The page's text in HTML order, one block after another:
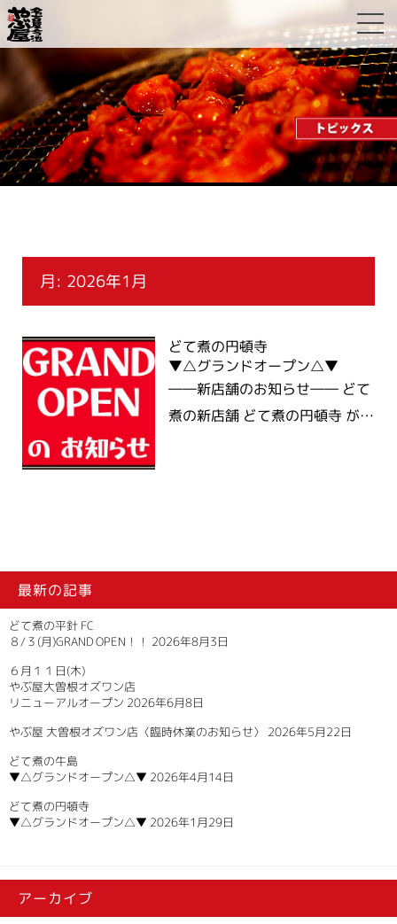
月: 2026年1月
どて煮の円頓寺
▼△グランドオープン△▼
――新店舗のお知らせ―― どて
煮の新店舗 どて煮の円頓寺 が…
最新の記事
どて煮の平針 FC
８/３(月)GRAND OPEN！！ 2026年8月3日
６月１１日(木)
やぶ屋大曽根オズワン店
リニューアルオープン 2026年6月8日
やぶ屋 大曽根オズワン店〈臨時休業のお知らせ〉
2026年5月22日
どて煮の牛島
▼△グランドオープン△▼ 2026年4月14日
どて煮の円頓寺
▼△グランドオープン△▼ 2026年1月29日
アーカイブ